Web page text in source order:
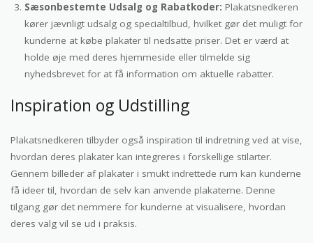
Sæsonbestemte Udsalg og Rabatkoder: Plakatsnedkeren
kører jævnligt udsalg og specialtilbud, hvilket gør det muligt for
kunderne at købe plakater til nedsatte priser. Det er værd at
holde øje med deres hjemmeside eller tilmelde sig
nyhedsbrevet for at få information om aktuelle rabatter.
Inspiration og Udstilling
Plakatsnedkeren tilbyder også inspiration til indretning ved at vise,
hvordan deres plakater kan integreres i forskellige stilarter.
Gennem billeder af plakater i smukt indrettede rum kan kunderne
få ideer til, hvordan de selv kan anvende plakaterne. Denne
tilgang gør det nemmere for kunderne at visualisere, hvordan
deres valg vil se ud i praksis.